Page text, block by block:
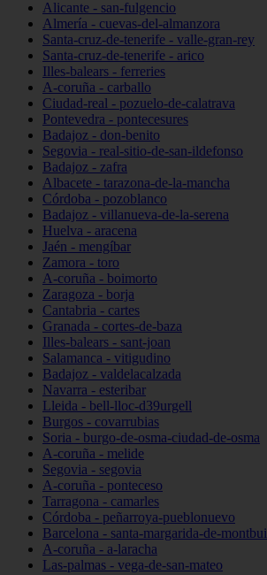
Alicante - san-fulgencio
Almería - cuevas-del-almanzora
Santa-cruz-de-tenerife - valle-gran-rey
Santa-cruz-de-tenerife - arico
Illes-balears - ferreries
A-coruña - carballo
Ciudad-real - pozuelo-de-calatrava
Pontevedra - pontecesures
Badajoz - don-benito
Segovia - real-sitio-de-san-ildefonso
Badajoz - zafra
Albacete - tarazona-de-la-mancha
Córdoba - pozoblanco
Badajoz - villanueva-de-la-serena
Huelva - aracena
Jaén - mengíbar
Zamora - toro
A-coruña - boimorto
Zaragoza - borja
Cantabria - cartes
Granada - cortes-de-baza
Illes-balears - sant-joan
Salamanca - vitigudino
Badajoz - valdelacalzada
Navarra - esteribar
Lleida - bell-lloc-d39urgell
Burgos - covarrubias
Soria - burgo-de-osma-ciudad-de-osma
A-coruña - melide
Segovia - segovia
A-coruña - ponteceso
Tarragona - camarles
Córdoba - peñarroya-pueblonuevo
Barcelona - santa-margarida-de-montbui
A-coruña - a-laracha
Las-palmas - vega-de-san-mateo